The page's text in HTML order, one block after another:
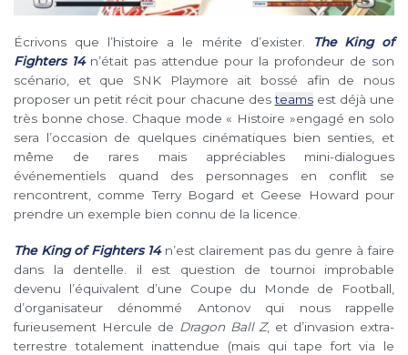
Écrivons que l’histoire a le mérite d’exister.
The King of
Fighters 14n’était pas attendue pour la profondeur de son
scénario, et que SNK Playmore ait bossé afin de nous
proposer un petit récit pour chacune desteamsest déjà une
très bonne chose. Chaque mode « Histoire »engagé en solo
sera l’occasion de quelques cinématiques bien senties, et
même de rares mais appréciables mini-dialogues
événementiels quand des personnages en conflit se
rencontrent, comme Terry Bogard et Geese Howard pour
prendre un exemple bien connu de la licence.
The King of Fighters 14n’est clairement pas du genre à faire
dans la dentelle. il est question de tournoi improbable
devenu l’équivalent d’une Coupe du Monde de Football,
d’organisateur dénommé Antonov qui nous rappelle
furieusement Hercule de Dragon Ball Z, et d’invasion extra-
terrestre totalement inattendue (mais qui tape fort via le